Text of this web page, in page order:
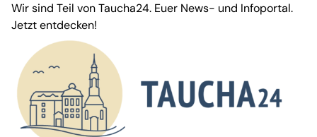
Wir sind Teil von Taucha24. Euer News- und Infoportal.
Jetzt entdecken!